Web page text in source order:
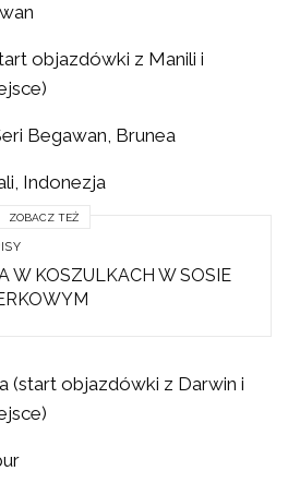
objazdówki z Manili i
Begawan, Brunea
Indonezja
ZOBACZ TEŻ
W KOSZULKACH W SOSIE
(start objazdówki z Darwin i